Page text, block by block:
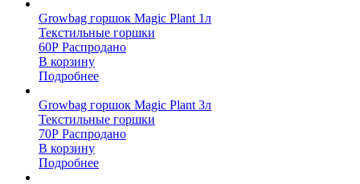
Growbag горшок Magic Plant 1л
Текстильные горшки
60Р Распродано
В корзину
Подробнее
Growbag горшок Magic Plant 3л
Текстильные горшки
70Р Распродано
В корзину
Подробнее